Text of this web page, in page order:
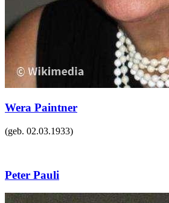
Wera Paintner
(geb. 02.03.1933)
Peter Pauli